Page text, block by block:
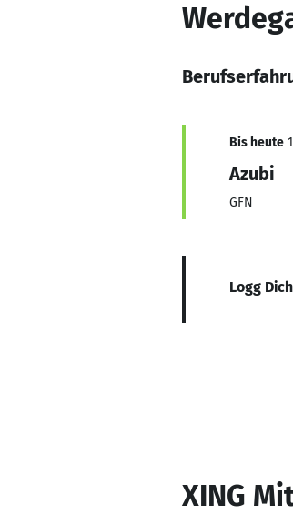
Bis heute
Azubi
GFN
Logg
XING